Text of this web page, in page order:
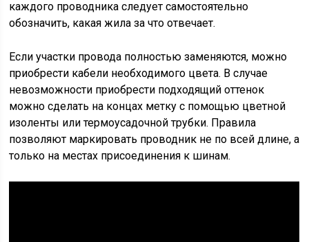
каждого проводника следует самостоятельно
обозначить, какая жила за что отвечает.
Если участки провода полностью заменяются, можно
приобрести кабели необходимого цвета. В случае
невозможности приобрести подходящий оттенок
можно сделать на концах метку с помощью цветной
изоленты или термоусадочной трубки. Правила
позволяют маркировать проводник не по всей длине, а
только на местах присоединения к шинам.